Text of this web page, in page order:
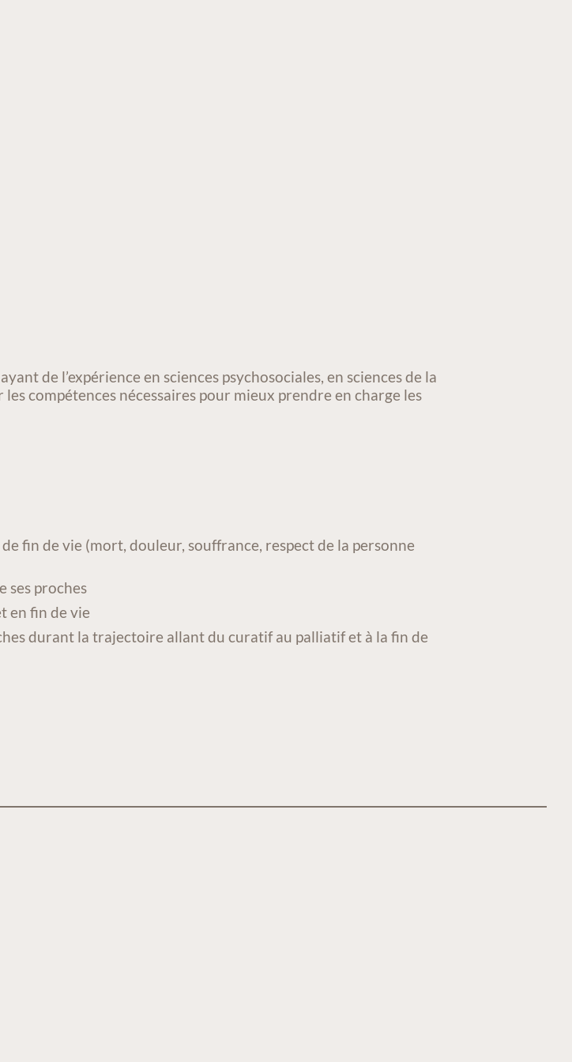
de l’expérience en sciences psychosociales, en sciences de la
compétences nécessaires pour mieux prendre en charge les
fin de vie (mort, douleur, souffrance, respect de la personne
ses proches
en fin de vie
durant la trajectoire allant du curatif au palliatif et à la fin de